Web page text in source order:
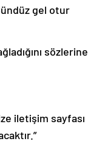
gel otur
sözlerine
iletişim sayfası